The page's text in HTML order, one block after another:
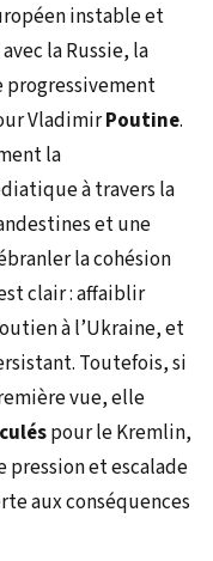
instable et
la Russie, la
progressivement
VladimirPoutine.
la
à travers la
et une
la cohésion
clair : affaiblir
à l’Ukraine, et
Toutefois, si
vue, elle
pour le Kremlin,
et escalade
aux conséquences